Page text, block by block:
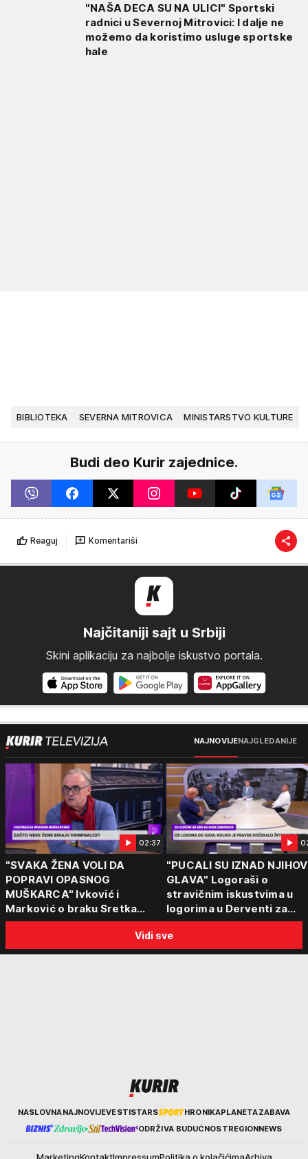
"NAŠA DECA SU NA ULICI" Sportski
radnici u Severnoj Mitrovici: I dalje ne
možemo da koristimo usluge sportske
hale
BIBLIOTEKA SEVERNA MITROVICA MINISTARSTVO KULTURE
Budi deo Kurir zajednice.
Reaguj Komentariši
Najčitaniji sajt u Srbiji
Skini aplikaciju za najbolje iskustvo portala.
NAJNOVIJENAJGLEDANIJE
02:37
"SVAKA ŽENA VOLI DA
POPRAVI OPASNOG
MUŠKARCA" Ivković i
Marković o braku Sretka
Kalinića i fenomenu žena koje
biraju kriminalce: "Neće sa
nekim ko nema para"
"PUCALI SU IZNAD
GLAVA" Logoraši o
stravičnim iskustvima u
logorima u Derventi za
emisiju "Puls Srbije
"Tada je počela velika
tortura..."
Vidi sve
KurirNASLOVNANAJNOVIJEVESTISTARS HRONIKAPLANETAZABAVA
ODRŽIVA BUDUĆNOSTREGIONNEWS